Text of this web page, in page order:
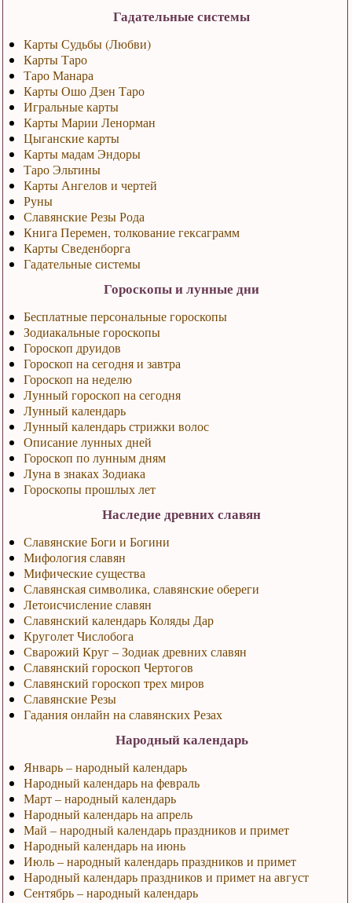
Гадательные системы
Карты Судьбы (Любви)
Карты Таро
Таро Манара
Карты Ошо Дзен Таро
Игральные карты
Карты Марии Ленорман
Цыганские карты
Карты мадам Эндоры
Таро Эльтины
Карты Ангелов и чертей
Руны
Славянские Резы Рода
Книга Перемен, толкование гексаграмм
Карты Сведенборга
Гадательные системы
Гороскопы и лунные дни
Бесплатные персональные гороскопы
Зодиакальные гороскопы
Гороскоп друидов
Гороскоп на сегодня и завтра
Гороскоп на неделю
Лунный гороскоп на сегодня
Лунный календарь
Лунный календарь стрижки волос
Описание лунных дней
Гороскоп по лунным дням
Луна в знаках Зодиака
Гороскопы прошлых лет
Наследие древних славян
Славянские Боги и Богини
Мифология славян
Мифические существа
Славянская символика, славянские обереги
Летоисчисление славян
Славянский календарь Коляды Дар
Круголет Числобога
Сварожий Круг – Зодиак древних славян
Славянский гороскоп Чертогов
Славянский гороскоп трех миров
Славянские Резы
Гадания онлайн на славянских Резах
Народный календарь
Январь – народный календарь
Народный календарь на февраль
Март – народный календарь
Народный календарь на апрель
Май – народный календарь праздников и примет
Народный календарь на июнь
Июль – народный календарь праздников и примет
Народный календарь праздников и примет на август
Сентябрь – народный календарь